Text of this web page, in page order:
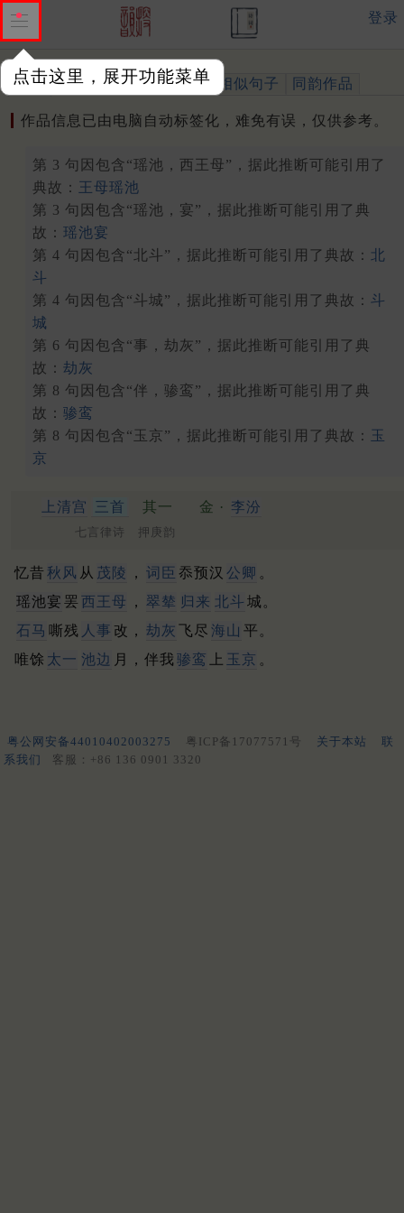
点击这里，展开功能菜单
登录
作品 标注四声 出处、引用 相似句子 同韵作品
作品信息已由电脑自动标签化，难免有误，仅供参考。
第 3 句因包含“瑶池，西王母”，据此推断可能引用了
典故： 王母瑶池
第 3 句因包含“瑶池，宴”，据此推断可能引用了典
故： 瑶池宴
第 4 句因包含“北斗”，据此推断可能引用了典故： 北
斗
第 4 句因包含“斗城”，据此推断可能引用了典故： 斗
城
第 6 句因包含“事，劫灰”，据此推断可能引用了典
故： 劫灰
第 8 句因包含“伴，骖鸾”，据此推断可能引用了典
故： 骖鸾
第 8 句因包含“玉京”，据此推断可能引用了典故： 玉
京
上清宫 三首 其一 金 · 李汾
七言律诗 押庚韵
忆昔 秋风 从 茂陵 ， 词臣 忝预汉 公卿 。
瑶池宴 罢 西王母 ， 翠辇 归来 北斗 城。
石马 嘶残 人事 改， 劫灰 飞尽 海山 平。
唯馀 太一 池边 月，伴我 骖鸾 上 玉京 。
粤公网安备44010402003275 粤ICP备17077571号 关于本站
联
系我们
客服：+86 136 0901 3320